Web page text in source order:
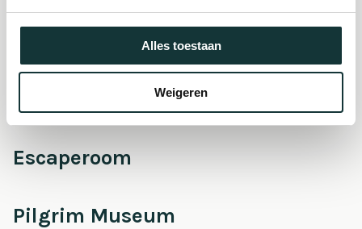
Alles toestaan
Weigeren
Onderhoud &
Escaperoom
Pilgrim Museum